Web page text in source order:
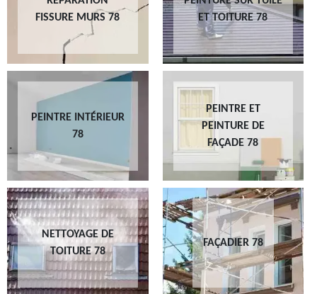
FISSURE MURS 78
ET TOITURE 78
PEINTRE INTÉRIEUR
78
PEINTRE ET
PEINTURE DE
FAÇADE 78
NETTOYAGE DE
TOITURE 78
FAÇADIER 78